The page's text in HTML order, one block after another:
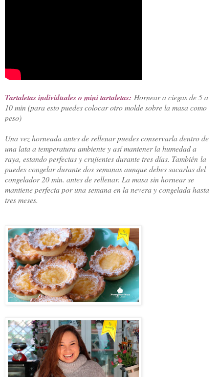
Tartaletas individuales o mini tartaletas: Hornear a ciegas de 5 a
10 min (para esto puedes colocar otro molde sobre la masa como
peso)
Una vez horneada antes de rellenar puedes conservarla dentro de
una lata a temperatura ambiente y así mantener la humedad a
raya, estando perfectas y crujientes durante tres días. También la
puedes congelar durante dos semanas aunque debes sacarlas del
congelador 20 min. antes de rellenar. La masa sin hornear se
mantiene perfecta por una semana en la nevera y congelada hasta
tres meses.